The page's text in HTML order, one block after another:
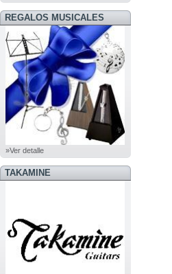
REGALOS MUSICALES
»Ver detalle
TAKAMINE